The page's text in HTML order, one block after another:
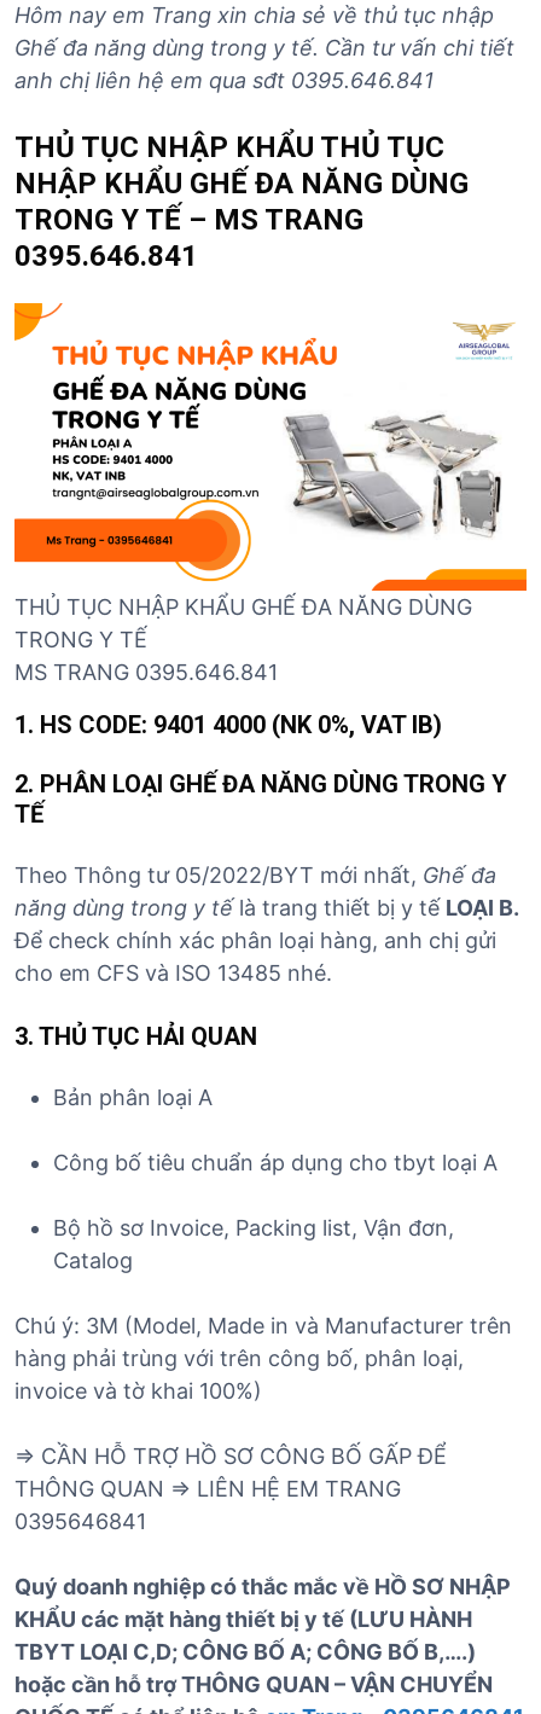
Hôm nay em Trang xin chia sẻ về thủ tục nhập
Ghế đa năng dùng trong y tế. Cần tư vấn chi tiết
anh chị liên hệ em qua sđt 0395.646.841
THỦ TỤC NHẬP KHẨU THỦ TỤC
NHẬP KHẨU GHẾ ĐA NĂNG DÙNG
TRONG Y TẾ – MS TRANG
0395.646.841
THỦ TỤC NHẬP KHẨU GHẾ ĐA NĂNG DÙNG
TRONG Y TẾ
MS TRANG 0395.646.841
1. HS CODE: 9401 4000 (NK 0%, VAT IB)
2. PHÂN LOẠI GHẾ ĐA NĂNG DÙNG TRONG Y
TẾ
Theo Thông tư 05/2022/BYT mới nhất, Ghế đa
năng dùng trong y tế là trang thiết bị y tế LOẠI B.
Để check chính xác phân loại hàng, anh chị gửi
cho em CFS và ISO 13485 nhé.
3. THỦ TỤC HẢI QUAN
Bản phân loại A
Công bố tiêu chuẩn áp dụng cho tbyt loại A
Bộ hồ sơ Invoice, Packing list, Vận đơn,
Catalog
Chú ý: 3M (Model, Made in và Manufacturer trên
hàng phải trùng với trên công bố, phân loại,
invoice và tờ khai 100%)
=> CẦN HỖ TRỢ HỒ SƠ CÔNG BỐ GẤP ĐỂ
THÔNG QUAN => LIÊN HỆ EM TRANG
0395646841
Quý doanh nghiệp có thắc mắc về HỒ SƠ NHẬP
KHẨU các mặt hàng thiết bị y tế (LƯU HÀNH
TBYT LOẠI C,D; CÔNG BỐ A; CÔNG BỐ B,….)
hoặc cần hỗ trợ THÔNG QUAN – VẬN CHUYỂN